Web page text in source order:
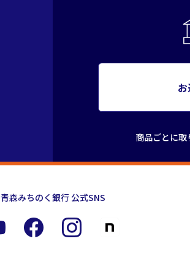
商品ごとに
青森みちのく銀行 公式SNS